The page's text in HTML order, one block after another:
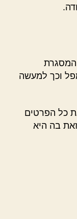
וכך למעשה
כל הפרטים
בה היא